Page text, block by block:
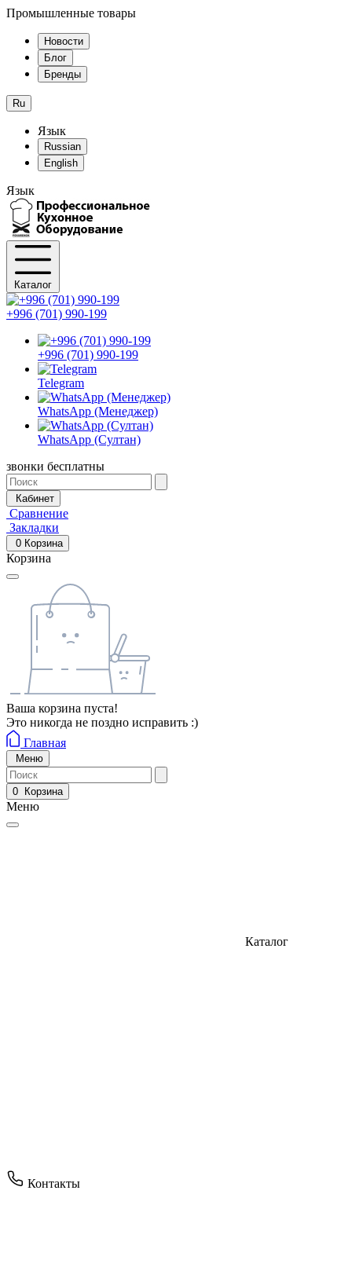
Промышленные товары
Новости
Блог
Бренды
Ru
Язык
Russian
English
Язык
Каталог
+996 (701) 990-199
+996 (701) 990-199
Telegram
WhatsApp (Менеджер)
WhatsApp (Султан)
звонки бесплатны
Кабинет
Сравнение
Закладки
0 Корзина
Корзина
Ваша корзина пуста!
Это никогда не поздно исправить :)
Главная
Меню
0 Корзина
Меню
Каталог
Контакты